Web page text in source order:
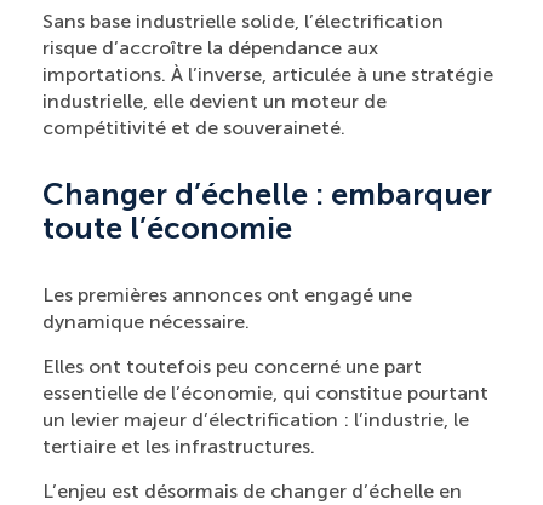
Sans base industrielle solide, l’électrification
risque d’accroître la dépendance aux
importations. À l’inverse, articulée à une stratégie
industrielle, elle devient un moteur de
compétitivité et de souveraineté.
Changer d’échelle : embarquer
toute l’économie
Les premières annonces ont engagé une
dynamique nécessaire.
Elles ont toutefois peu concerné une part
essentielle de l’économie, qui constitue pourtant
un levier majeur d’électrification : l’industrie, le
tertiaire et les infrastructures.
L’enjeu est désormais de changer d’échelle en